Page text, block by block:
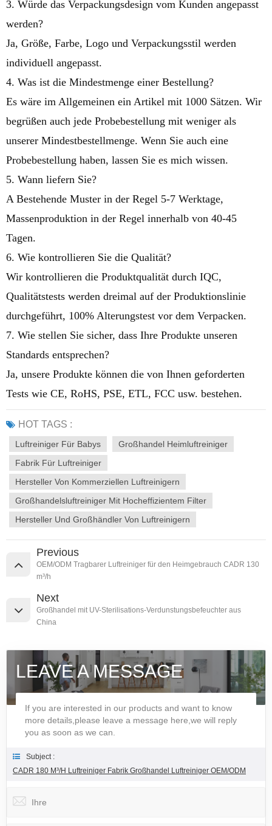
3. Würde das Verpackungsdesign vom Kunden angepasst
werden?
Ja, Größe, Farbe, Logo und Verpackungsstil werden
individuell angepasst.
4. Was ist die Mindestmenge einer Bestellung?
Es wäre im Allgemeinen ein Artikel mit 1000 Sätzen. Wir
begrüßen auch jede Probebestellung mit weniger als
unserer Mindestbestellmenge. Wenn Sie auch eine
Probebestellung haben, lassen Sie es mich wissen.
5. Wann liefern Sie?
A Bestehende Muster in der Regel 5-7 Werktage,
Massenproduktion in der Regel innerhalb von 40-45
Tagen.
6. Wie kontrollieren Sie die Qualität?
Wir kontrollieren die Produktqualität durch IQC,
Qualitätstests werden dreimal auf der Produktionslinie
durchgeführt, 100% Alterungstest vor dem Verpacken.
7. Wie stellen Sie sicher, dass Ihre Produkte unseren
Standards entsprechen?
Ja, unsere Produkte können die von Ihnen geforderten
Tests wie CE, RoHS, PSE, ETL, FCC usw. bestehen.
HOT TAGS :
Luftreiniger Für Babys
Großhandel Heimluftreiniger
Fabrik Für Luftreiniger
Hersteller Von Kommerziellen Luftreinigern
Großhandelsluftreiniger Mit Hocheffizientem Filter
Hersteller Und Großhändler Von Luftreinigern
Previous
OEM/ODM Tragbarer Luftreiniger für den Heimgebrauch CADR 130
m³/h
Next
Großhandel mit UV-Sterilisations-Verdunstungsbefeuchter aus
China
LEAVE A MESSAGE
If you are interested in our products and want to know
more details,please leave a message here,we will reply
you as soon as we can.
Subject :
CADR 180 M³/h Luftreiniger Fabrik Großhandel Luftreiniger OEM/ODM